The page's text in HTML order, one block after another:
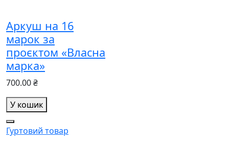
Аркуш на 16
марок за
проєктом «Власна
марка»
700.00 ₴
У кошик
Гуртовий товар